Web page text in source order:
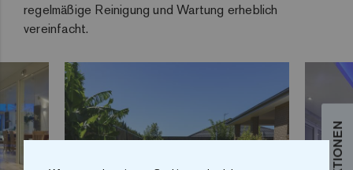
regelmäßige Reinigung und Wartung erheblich
vereinfacht.